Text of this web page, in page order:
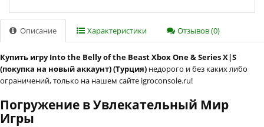
Описание Характеристики Отзывов (0)
Купить игру Into the Belly of the Beast Xbox One & Series X|S
(покупка на новый аккаунт) (Турция) недорого и без каких либо
ограничений, только на нашем сайте igroconsole.ru!
Погружение в Увлекательный Мир
Игры